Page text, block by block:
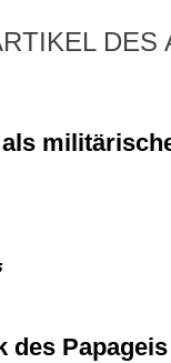
DES
des Papageis